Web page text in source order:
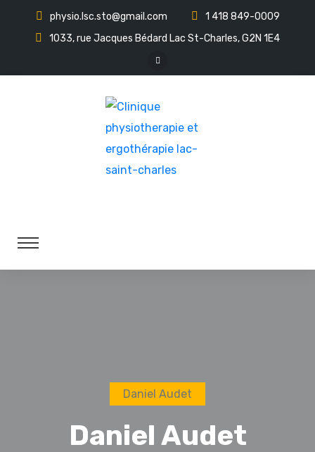
physio.lsc.sto@gmail.com
1 418 849-0009
1033, rue Jacques Bédard Lac St-Charles, G2N 1E4
Daniel Audet
Daniel Audet